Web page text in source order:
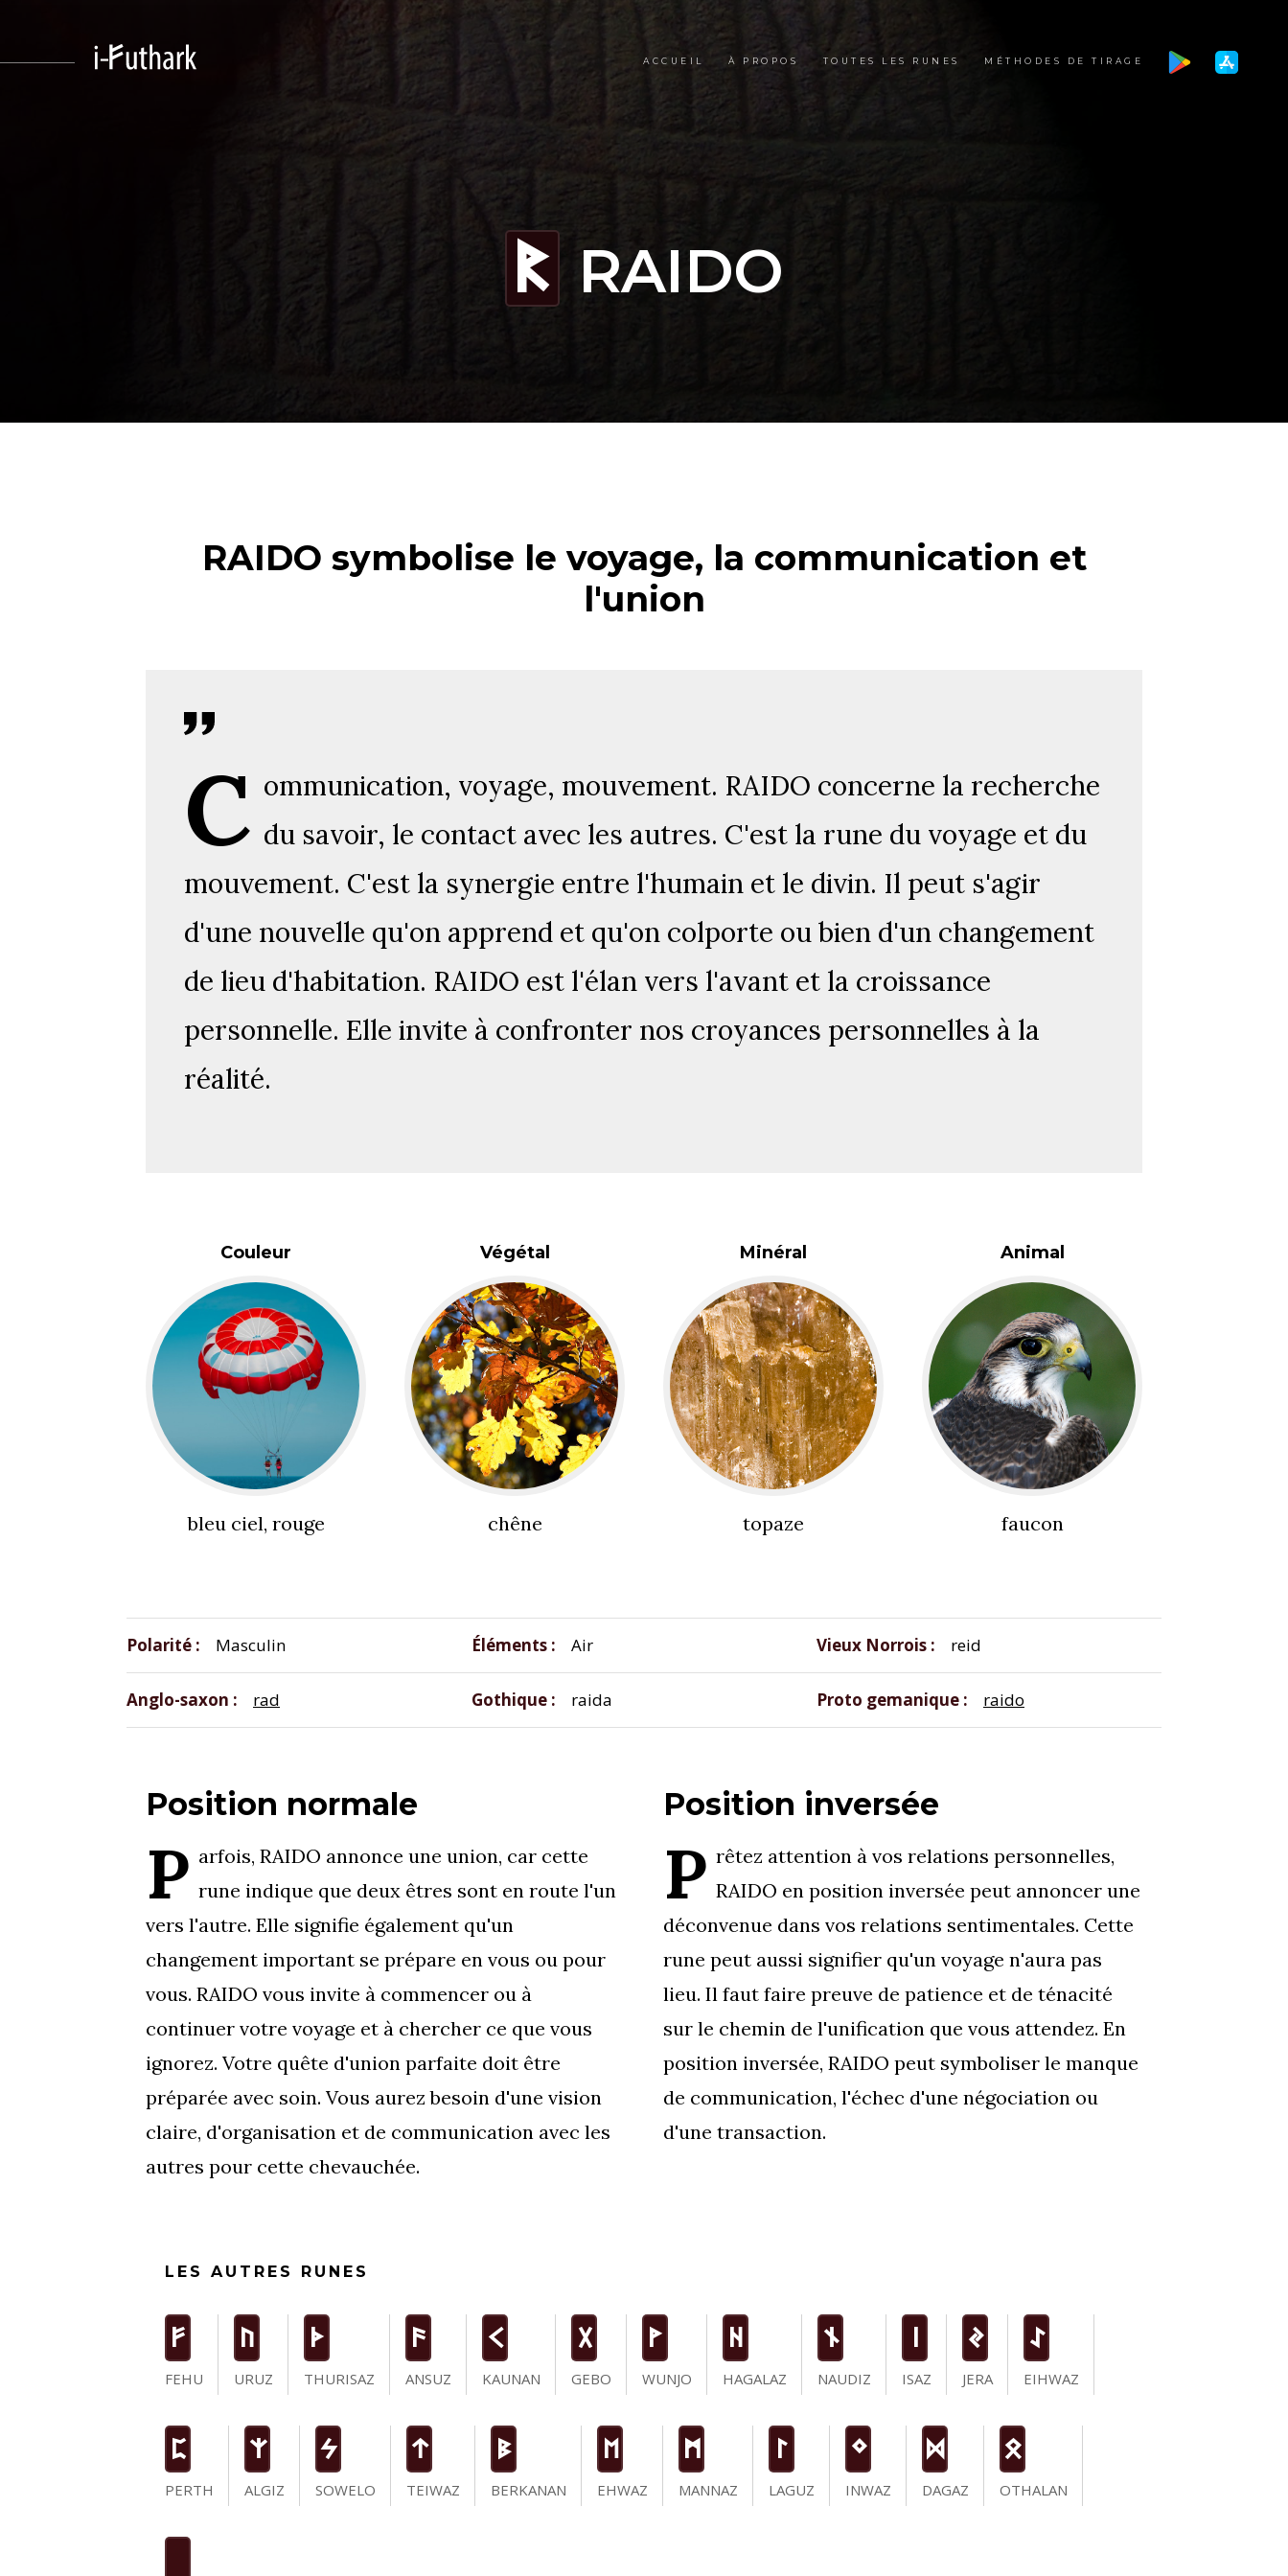
ACCUEIL À PROPOS TOUTES LES RUNES MÉTHODES DE TIRAGE
R RAIDO
RAIDO symbolise le voyage, la communication et
l'union
C ommunication, voyage, mouvement. RAIDO concerne la recherche
du savoir, le contact avec les autres. C'est la rune du voyage et du
mouvement. C'est la synergie entre l'humain et le divin. Il peut s'agir
d'une nouvelle qu'on apprend et qu'on colporte ou bien d'un changement
de lieu d'habitation. RAIDO est l'élan vers l'avant et la croissance
personnelle. Elle invite à confronter nos croyances personnelles à la
réalité.
Couleur
bleu ciel, rouge
Végétal
chêne
Minéral
topaze
Animal
faucon
Polarité Masculin Éléments Air Vieux Norrois reid
Anglo-saxon rad Gothique raida Proto gemanique raido
Position normale
P arfois, RAIDO annonce une union, car cette
rune indique que deux êtres sont en route l'un
vers l'autre. Elle signifie également qu'un
changement important se prépare en vous ou pour
vous. RAIDO vous invite à commencer ou à
continuer votre voyage et à chercher ce que vous
ignorez. Votre quête d'union parfaite doit être
préparée avec soin. Vous aurez besoin d'une vision
claire, d'organisation et de communication avec les
autres pour cette chevauchée.
Position inversée
P rêtez attention à vos relations personnelles,
RAIDO en position inversée peut annoncer une
déconvenue dans vos relations sentimentales. Cette
rune peut aussi signifier qu'un voyage n'aura pas
lieu. Il faut faire preuve de patience et de ténacité
sur le chemin de l'unification que vous attendez. En
position inversée, RAIDO peut symboliser le manque
de communication, l'échec d'une négociation ou
d'une transaction.
LES AUTRES RUNES
F
FEHU
U
URUZ
T
THURISAZ
a
ANSUZ
K
KAUNAN
G
GEBO
W
WUNJO
H
HAGALAZ
n
NAUDIZ ISAZ
J
JERA
I
EIHWAZ
P
PERTH
Z
ALGIZ
S
SOWELO
t
TEIWAZ
B
BERKANAN
E
EHWAZ
M
MANNAZ
L
LAGUZ
N
INWAZ
D
DAGAZ
O
OTHALAN